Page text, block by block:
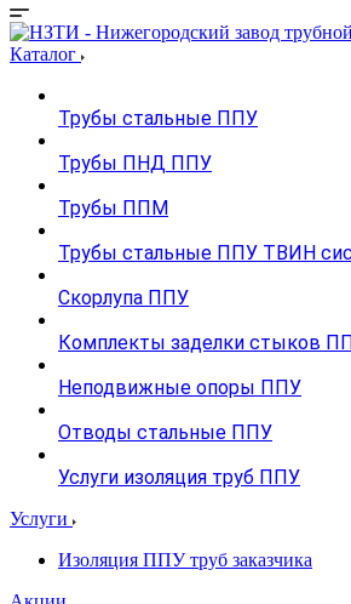
Каталог
Трубы стальные ППУ
Трубы ПНД ППУ
Трубы ППМ
Трубы стальные ППУ ТВИН
Скорлупа ППУ
Комплекты заделки стыков
Неподвижные опоры ППУ
Отводы стальные ППУ
Услуги изоляция труб ППУ
Услуги
Изоляция ППУ труб заказчика